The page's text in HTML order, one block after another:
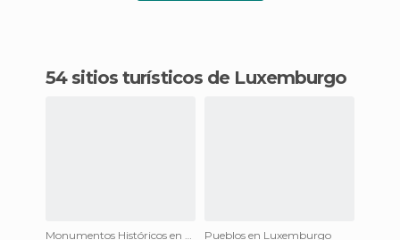
54 sitios turísticos de Luxemburgo
Monumentos Históricos en Luxemburgo
Pueblos en Luxemburgo